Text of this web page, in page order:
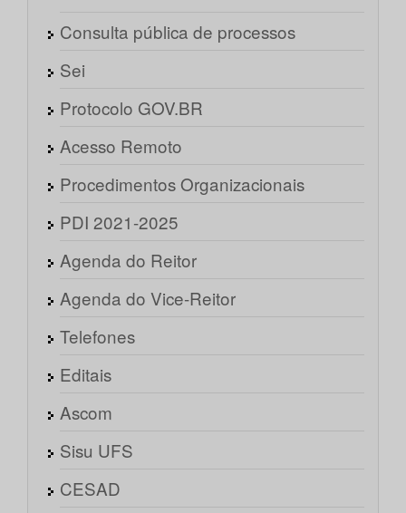
Consulta pública de processos
Sei
Protocolo GOV.BR
Acesso Remoto
Procedimentos Organizacionais
PDI 2021-2025
Agenda do Reitor
Agenda do Vice-Reitor
Telefones
Editais
Ascom
Sisu UFS
CESAD